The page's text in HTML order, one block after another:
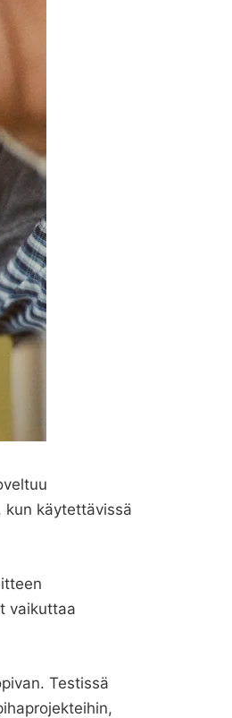
kun käytettävissä
vaikuttaa
Testissä